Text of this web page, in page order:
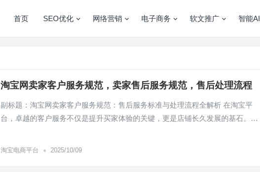
首页 SEO优化 网络营销 电子商务 软文推广 智能AI
淘宝网卖家客户服务规范，卖家售后服务规范，售后处理流程
副标题：淘宝网卖家客户服务规范：售后服务标准与处理流程全解析 在淘宝平
台，卓越的客户服务不仅是提升买家体验的关键，更是店铺长久发展的基石。…
淘宝电商平台 • 2025/10/09